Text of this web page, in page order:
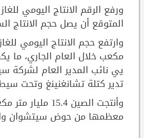
المتوقع أن يصل حجم الانتاج السنوي الى 12 مليار متر مكعب ممثلا 60
يي نائب المدير العام لشركة
تدير كتلة تشانغنينغ وتحت
معظمها من حوض سيتشوان